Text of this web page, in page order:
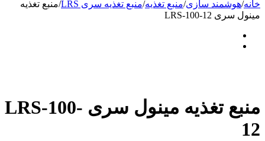
خانه/هوشمند سازی/منبع تغذیه/منبع تغذیه سری LRS /منبع تغذیه
مینول سری LRS-100-12
منبع تغذیه مینول سری LRS-100-
12